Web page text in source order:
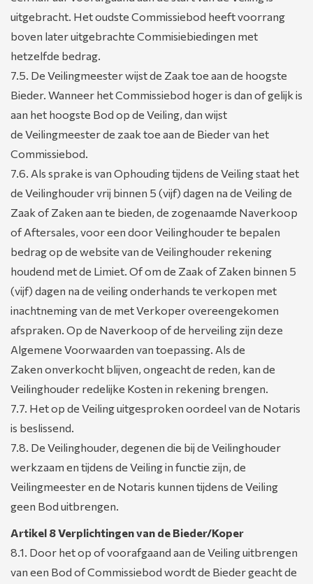
uitgebracht. Het oudste Commissiebod heeft voorrang
boven later uitgebrachte Commisiebiedingen met
hetzelfde bedrag.
7.5. De Veilingmeester wijst de Zaak toe aan de hoogste
Bieder. Wanneer het Commissiebod hoger is dan of gelijk is
aan het hoogste Bod op de Veiling, dan wijst
de Veilingmeester de zaak toe aan de Bieder van het
Commissiebod.
7.6. Als sprake is van Ophouding tijdens de Veiling staat het
de Veilinghouder vrij binnen 5 (vijf) dagen na de Veiling de
Zaak of Zaken aan te bieden, de zogenaamde Naverkoop
of Aftersales, voor een door Veilinghouder te bepalen
bedrag op de website van de Veilinghouder rekening
houdend met de Limiet. Of om de Zaak of Zaken binnen 5
(vijf) dagen na de veiling onderhands te verkopen met
inachtneming van de met Verkoper overeengekomen
afspraken. Op de Naverkoop of de herveiling zijn deze
Algemene Voorwaarden van toepassing. Als de
Zaken onverkocht blijven, ongeacht de reden, kan de
Veilinghouder redelijke Kosten in rekening brengen.
7.7. Het op de Veiling uitgesproken oordeel van de Notaris
is beslissend.
7.8. De Veilinghouder, degenen die bij de Veilinghouder
werkzaam en tijdens de Veiling in functie zijn, de
Veilingmeester en de Notaris kunnen tijdens de Veiling
geen Bod uitbrengen.
Artikel 8 Verplichtingen van de Bieder/Koper
8.1. Door het op of voorafgaand aan de Veiling uitbrengen
van een Bod of Commissiebod wordt de Bieder geacht de